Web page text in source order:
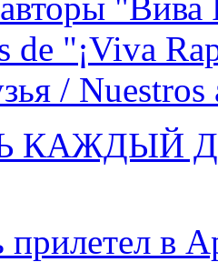
de "¡Viva
/ Nuestros
КАЖДЫЙ
в